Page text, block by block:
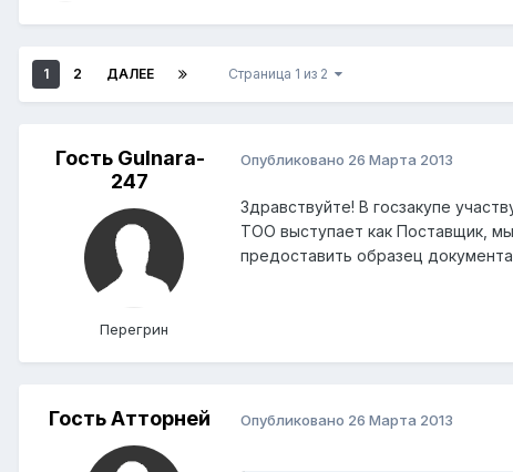
1 2 ДАЛЕЕ Страница 1 из 2
Гость Gulnara-
247
Перегрин
Опубликовано 26 Марта 2013
Здравствуйте! В госзакупе
ТОО выступает как Поставщик,
предоставить образец
Гость Атторней Опубликовано 26 Марта 2013